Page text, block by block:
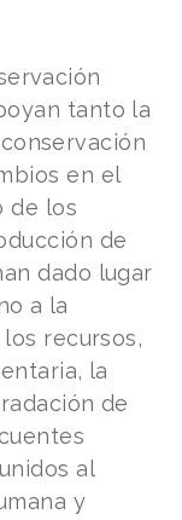
tanto la
en el
de los
de
dado lugar
a la
recursos,
la
de
al
y